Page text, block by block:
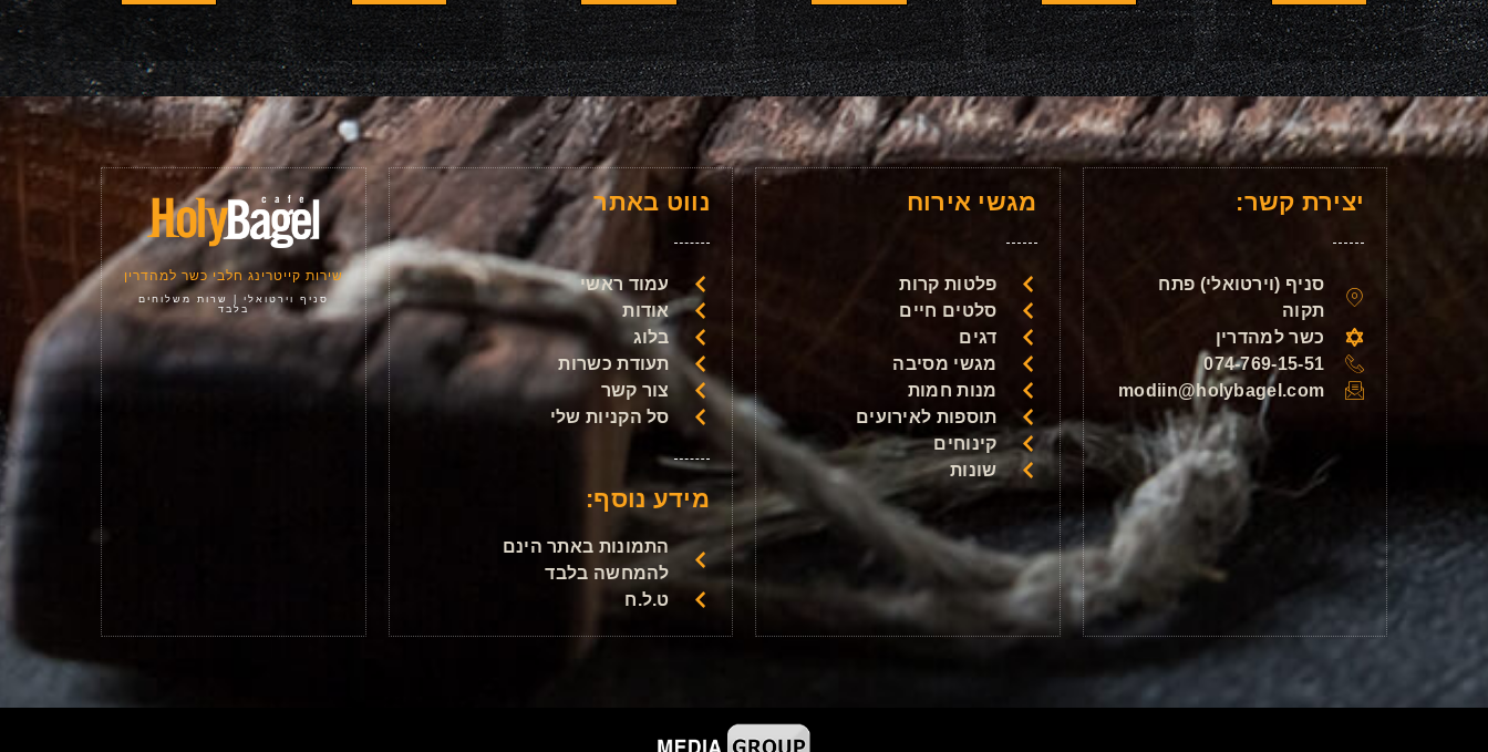
יצירת קשר:
סניף (וירטואלי) פתח
תקוה
כשר למהדרין
074-769-15-51
modiin@holybagel.com
מגשי אירוח
פלטות קרות
סלטים חיים
דגים
מגשי מסיבה
מנות חמות
תוספות לאירועים
קינוחים
שונות
נווט באתר
עמוד ראשי
אודות
בלוג
תעודת כשרות
צור קשר
סל הקניות שלי
מידע נוסף:
התמונות באתר הינם
להמחשה בלבד
ט.ל.ח
שירות קייטרינג חלבי כשר למהדרין
סניף וירטואלי | שרות משלוחים
בלבד